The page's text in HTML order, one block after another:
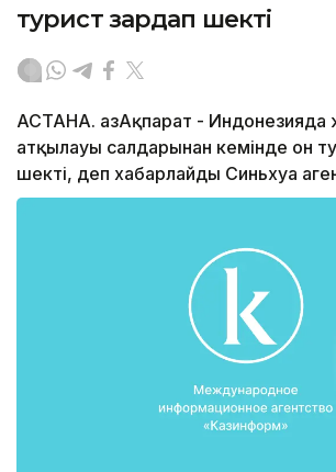
турист зардап шекті
АСТАНА. ҚазАқпарат -
атқылауы салдарынан кемінде он
шекті, деп хабарлайды Синьхуа